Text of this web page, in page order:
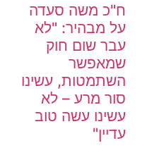
ח"כ משה סעדה
על מבהיר: "לא
עבר שום חוק
שמאפשר
השתמטות, עשינו
סור מרע – לא
עשינו עשה טוב
עדיין"